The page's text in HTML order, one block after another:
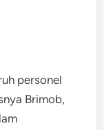
personel
Brimob,